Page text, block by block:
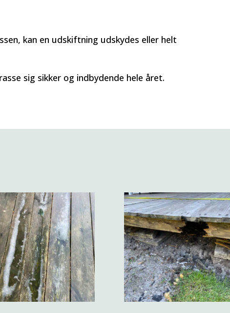
kan en udskiftning udskydes eller helt
sig sikker og indbydende hele året.